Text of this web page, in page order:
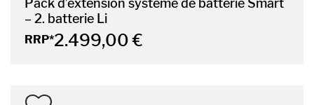
Pack d’extension système de batterie Smart
– 2. batterie Li
RRP*2.499,00 €